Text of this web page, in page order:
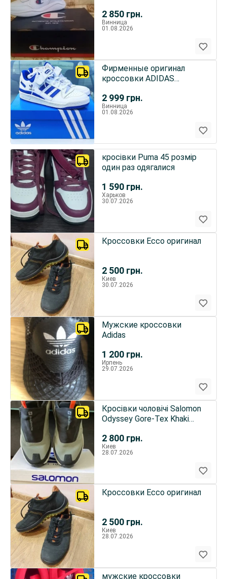
2 850 грн.
Винница
01.08.2026
2 999 грн.
Фирменные оригинал
кроссовки АDIDAS
Винница
01.08.2026
1 590 грн.
кросівки Puma 45 розмір
один раз одягалися
Харьков
30.07.2026
2 500 грн.
Кроссовки Ecco оригинал
Киев
30.07.2026
1 200 грн.
Мужские кроссовки
Adidas
Ирпень
29.07.2026
2 800 грн.
Кросівки чоловічі Salomon
Odyssey Gore-Tex Khaki
Киев
28.07.2026
2 500 грн.
Кроссовки Ecco оригинал
Киев
28.07.2026
мужские кроссовки